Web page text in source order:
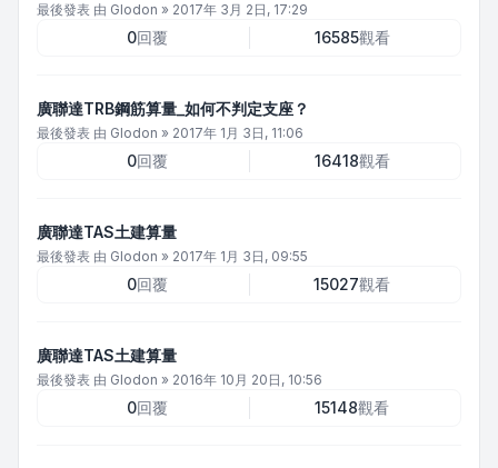
最後發表 由 Glodon » 2017年 3月 2日, 17:29
0回覆 16585觀看
廣聯達TRB鋼筋算量_如何不判定支座？
最後發表 由 Glodon » 2017年 1月 3日, 11:06
0回覆 16418觀看
廣聯達TAS土建算量
最後發表 由 Glodon » 2017年 1月 3日, 09:55
0回覆 15027觀看
廣聯達TAS土建算量
最後發表 由 Glodon » 2016年 10月 20日, 10:56
0回覆 15148觀看